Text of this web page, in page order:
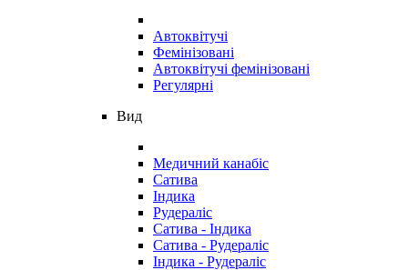
Автоквітучі
Фемінізовані
Автоквітучі фемінізовані
Регулярні
Вид
Медичний канабіс
Сатива
Індика
Рудераліс
Сатива - Індика
Сатива - Рудераліс
Індика - Рудераліс